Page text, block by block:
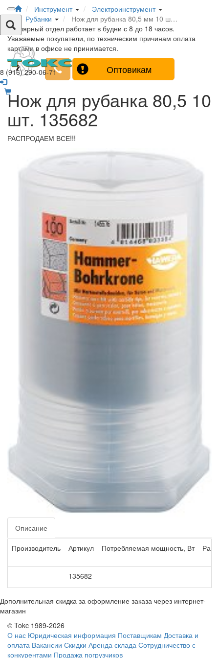
8 (916) 290-06-71
Инструмент
Электроинструмент
Рубанки
Нож для рубанка 80,5 мм 10 ш…
Столярный отдел работает в будни с 8 до 18 часов.
Уважаемые покупатели, по техническим причинам оплата
картами в офисе не принимается.
Оптовикам
Нож для рубанка 80,5 10
шт. 135682
РАСПРОДАЕМ ВСЕ!!!
Описание
Производитель Артикул Потребляемая мощность, Вт
135682
Дополнительная скидка за оформление заказа через интернет-
магазин
© Tokc 1989-2026
О нас Юридическая информация Поставщикам Доставка и
оплата Вакансии Скидки Аренда склада Сотрудничество с
конкурентами Продажа погрузчиков